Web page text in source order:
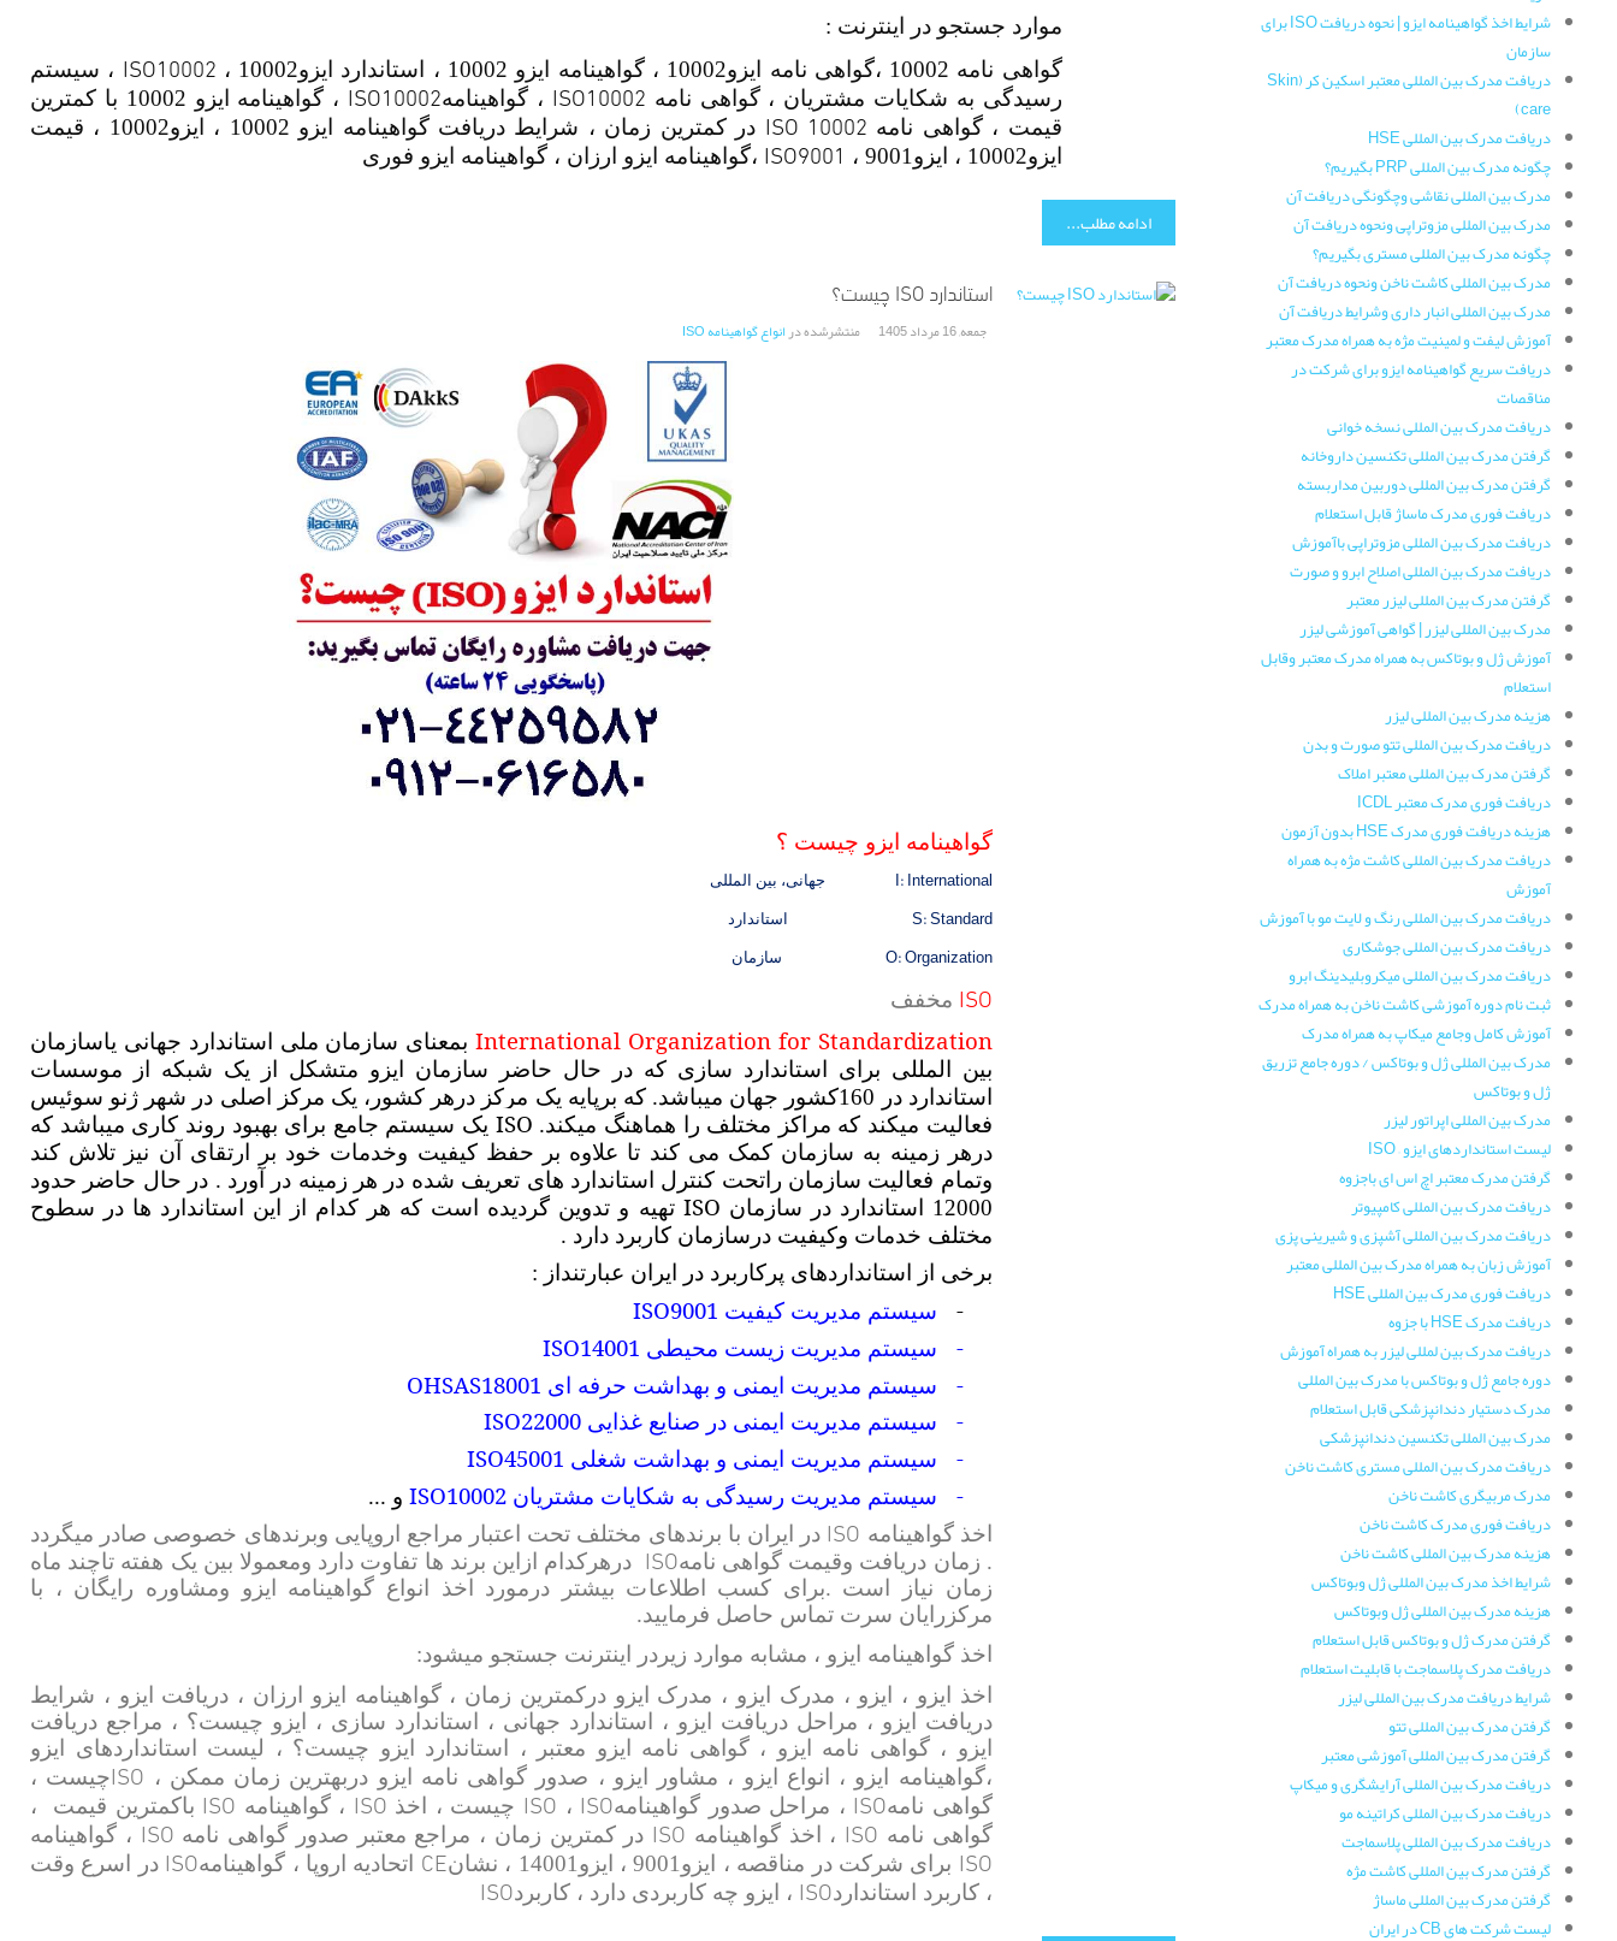
شرایط اخذ گواهینامه ایزو | نحوه دریافت ISO برای
سازمان
دریافت مدرک بین المللی معتبر اسکین کر (Skin
care)
دریافت مدرک بین المللی HSE
چگونه مدرک بین المللی PRP بگیریم؟
مدرک بین المللی نقاشی وچگونگی دریافت آن
مدرک بین المللی مزوتراپی ونحوه دریافت آن
چگونه مدرک بین المللی مستری بگیریم؟
مدرک بین المللی کاشت ناخن ونحوه دریافت آن
مدرک بین المللی انبار داری وشرایط دریافت آن
آموزش لیفت و لمینیت مژه به همراه مدرک معتبر
دریافت سریع گواهینامه ایزو برای شرکت در
مناقصات
دریافت مدرک بین المللی نسخه خوانی
گرفتن مدرک بین المللی تکنسین داروخانه
گرفتن مدرک بین المللی دوربین مداربسته
دریافت فوری مدرک ماساژ قابل استعلام
دریافت مدرک بین المللی مزوتراپی باآموزش
دریافت مدرک بین المللی اصلاح ابرو و صورت
گرفتن مدرک بین المللی لیزر معتبر
مدرک بین المللی لیزر | گواهی آموزشی لیزر
آموزش ژل و بوتاکس به همراه مدرک معتبر وقابل
استعلام
هزینه مدرک بین المللی لیزر
دریافت مدرک بین المللی تتو صورت و بدن
گرفتن مدرک بین المللی معتبر املاک
دریافت فوری مدرک معتبر ICDL
هزینه دریافت فوری مدرک HSE بدون آزمون
دریافت مدرک بین المللی کاشت مژه به همراه
آموزش
دریافت مدرک بین المللی رنگ و لایت مو با آموزش
دریافت مدرک بین المللی جوشکاری
دریافت مدرک بین المللی میکروبلیدینگ ابرو
ثبت نام دوره آموزشی کاشت ناخن به همراه مدرک
آموزش کامل وجامع میکاپ به همراه مدرک
مدرک بین المللی ژل و بوتاکس / دوره جامع تزریق
ژل و بوتاکس
مدرک بین المللی اپراتور لیزر
لیست استانداردهای ایزو – ISO
گرفتن مدرک معتبر اچ اس ای باجزوه
دریافت مدرک بین المللی کامپیوتر
دریافت مدرک بین المللی آشپزی و شیرینی پزی
آموزش زبان به همراه مدرک بین المللی معتبر
دریافت فوری مدرک بین المللی HSE
دریافت مدرک HSE با جزوه
دریافت مدرک بین لمللی لیزر به همراه آموزش
دوره جامع ژل و بوتاکس با مدرک بین المللی
مدرک دستیار دندانپزشکی قابل استعلام
مدرک بین المللی تکنسین دندانپزشکی
دریافت مدرک بین المللی مستری کاشت ناخن
مدرک مربیگری کاشت ناخن
دریافت فوری مدرک کاشت ناخن
هزینه مدرک بین المللی کاشت ناخن
شرایط اخذ مدرک بین المللی ژل وبوتاکس
هزینه مدرک بین المللی ژل وبوتاکس
گرفتن مدرک ژل و بوتاکس قابل استعلام
دریافت مدرک پلاسماجت با قابلیت استعلام
شرایط دریافت مدرک بین المللی لیزر
گرفتن مدرک بین المللی تتو
گرفتن مدرک بین المللی آموزشی معتبر
دریافت مدرک بین المللی آرایشگری و میکاپ
دریافت مدرک بین المللی کراتینه مو
دریافت مدرک بین المللی پلاسماجت
گرفتن مدرک بین المللی کاشت مژه
گرفتن مدرک بین المللی ماساژ
لیست شرکت های CB در ایران
موارد جستجو در اینترنت :
گواهی نامه 10002 ،گواهی نامه ایزو10002 ، گواهینامه ایزو 10002 ، استاندارد ایزو10002 ،
ISO10002 ، سیستم
رسیدگی به شکایات مشتریان ، گواهی نامه ISO10002 ، گواهینامهISO10002
، گواهینامه ایزو 10002 با کمترین
قیمت ، گواهی نامه ISO 10002
در کمترین زمان ، شرایط دریافت گواهینامه ایزو 10002 ، ایزو10002 ، قیمت
ایزو10002 ، ایزو9001 ،
ISO9001 ،گواهینامه ایزو ارزان ، گواهینامه ایزو فوری
ادامه مطلب...
استاندارد ISO چیست؟
جمعه, 16 مرداد 1405 منتشرشده درانواع گواهینامه ISO
گواهینامه ایزو چیست ؟
I: International جهانی، بین المللی
S: Standard استاندارد
O: Organization سازمان
ISO مخفف
International Organization for Standardizationبمعنای سازمان ملی استاندارد جهانی یاسازمان
بین المللی برای استاندارد سازی که در حال حاضر سازمان ایزو متشکل از یک شبکه از موسسات
استاندارد در 160کشور جهان میباشد. که برپایه یک مرکز درهر کشور، یک مرکز اصلی در شهر ژنو سوئیس
فعالیت میکند که مراکز مختلف را هماهنگ میکند. ISO یک سیستم جامع برای بهبود روند کاری میباشد که
درهر زمینه به سازمان کمک می کند تا علاوه بر حفظ کیفیت وخدمات خود بر ارتقای آن نیز تلاش کند
وتمام فعالیت سازمان راتحت کنترل استاندارد های تعریف شده در هر زمینه در آورد . در حال حاضر حدود
12000 استاندارد در سازمان
ISO تهیه و تدوین گردیده است که هر کدام از این استاندارد ها در سطوح
مختلف خدمات وکیفیت درسازمان کاربرد دارد .
برخی از استانداردهای پرکاربرد در ایران عبارتنداز :
- سیستم مدیریت کیفیت ISO9001
-
سیستم مدیریت زیست محیطی ISO14001
-
سیستم مدیریت ایمنی و بهداشت حرفه ای OHSAS18001
-
سیستم مدیریت ایمنی در صنایع غذاییISO22000
-
سیستم مدیریت ایمنی و بهداشت شغلی ISO45001
-
سیستم مدیریت رسیدگی به شکایات مشتریانISO10002 و ...
اخذ گواهینامه ISO در ایران با برندهای مختلف تحت اعتبار مراجع اروپایی وبرندهای خصوصی صادر میگردد
. زمان دریافت وقیمت گواهی نامهISO درهرکدام ازاین برند ها تفاوت دارد ومعمولا بین یک هفته تاچند ماه
زمان نیاز است .برای کسب اطلاعات بیشتر درمورد اخذ انواع گواهینامه ایزو ومشاوره رایگان ، با
مرکزرایان سرت تماس حاصل فرمایید.
اخذ گواهینامه ایزو ، مشابه موارد زیردر اینترنت جستجو میشود:
اخذ ایزو ، ایزو ، مدرک ایزو ، مدرک ایزو درکمترین زمان ، گواهینامه ایزو ارزان ، دریافت ایزو ، شرایط
دریافت ایزو ، مراحل دریافت ایزو ، استاندارد جهانی ، استاندارد سازی ، ایزو چیست؟ ، مراجع دریافت
ایزو ، گواهی نامه ایزو ، گواهی نامه ایزو معتبر ، استاندارد ایزو چیست؟ ، لیست استانداردهای ایزو
،گواهینامه ایزو ، انواع ایزو ، مشاور ایزو ، صدور گواهی نامه ایزو دربهترین زمان ممکن ، ISOچیست ،
گواهی نامهISO ، مراحل صدور گواهینامهISO ، ISO چیست ، اخذ ISO ، گواهینامه ISO باکمترین قیمت
،
گواهی نامه ISO ، اخذ گواهینامه ISO در کمترین زمان ، مراجع معتبر صدور گواهی نامه ISO ، گواهینامه
ISO برای شرکت در مناقصه ، ایزو9001 ، ایزو14001 ، نشان CE اتحادیه اروپا ، گواهینامهISO در اسرع وقت
، کاربرد استانداردISO ، ایزو چه کاربردی دارد ، کاربردISO